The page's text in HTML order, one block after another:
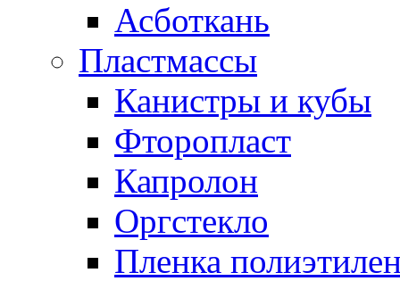
Асботкань
Пластмассы
Канистры и кубы
Фторопласт
Капролон
Оргстекло
Пленка